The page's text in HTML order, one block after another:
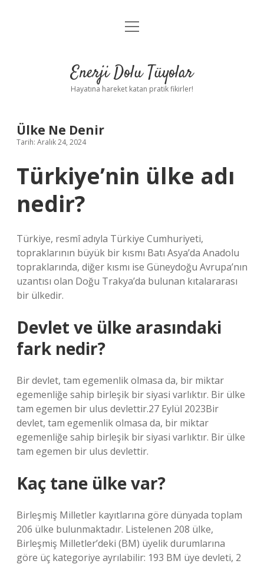
Anasayfa
Yasal Uyarı
menüyü
Enerji Dolu Tüyolar
Hayatına hareket katan pratik fikirler!
Ülke Ne Denir
Tarih: Aralık 24, 2024
Türkiye’nin ülke adı
nedir?
Türkiye, resmî adıyla Türkiye Cumhuriyeti,
topraklarının büyük bir kısmı Batı Asya’da Anadolu
topraklarında, diğer kısmı ise Güneydoğu Avrupa’nın
uzantısı olan Doğu Trakya’da bulunan kıtalararası
bir ülkedir.
Devlet ve ülke arasındaki
fark nedir?
Bir devlet, tam egemenlik olmasa da, bir miktar
egemenliğe sahip birleşik bir siyasi varlıktır. Bir ülke
tam egemen bir ulus devlettir.27 Eylül 2023Bir
devlet, tam egemenlik olmasa da, bir miktar
egemenliğe sahip birleşik bir siyasi varlıktır. Bir ülke
tam egemen bir ulus devlettir.
Kaç tane ülke var?
Birleşmiş Milletler kayıtlarına göre dünyada toplam
206 ülke bulunmaktadır. Listelenen 208 ülke,
Birleşmiş Milletler’deki (BM) üyelik durumlarına
göre üç kategoriye ayrılabilir: 193 BM üye devleti, 2